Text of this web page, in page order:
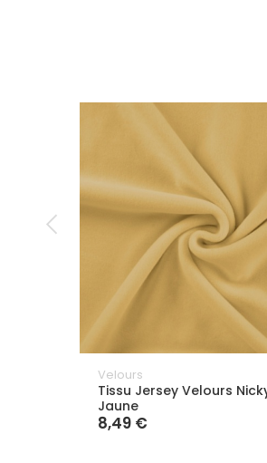
Velours
Tissu Jersey Velours
Jaune
8,49 €